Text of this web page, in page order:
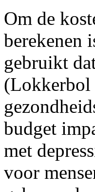
Om de
berekenen
gebruikt
(Lokkerbol
budget
met
voor